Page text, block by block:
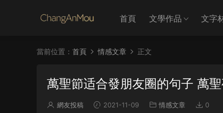
首頁 文學作品 文字
當前位置： 首頁 情感文章 正文
萬聖節适合發朋友圈的句子 萬
網友投稿 2021-11-09 情感文章 0